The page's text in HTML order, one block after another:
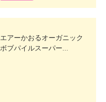
エアーかおるオーガニック
ボブパイルスーパー...